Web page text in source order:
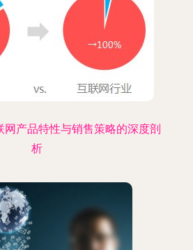
网产品特性与销售策略的深度剖
析